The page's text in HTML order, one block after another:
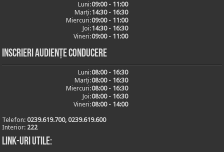
Luni:09:00 - 11:00
Marți:14:30 - 16:30
Miercuri:09:00 - 11:00
Joi:14:30 - 16:30
Vineri:09:00 - 11:00
Inscrieri audiențe conducere
Luni:08:00 - 16:30
Marți:08:00 - 16:30
Miercuri:08:00 - 16:30
Joi:08:00 - 16:30
Vineri:08:00 - 14:00
Telefon:0239.619.700, 0239.619.600
Interior: 222
Link-uri utile: